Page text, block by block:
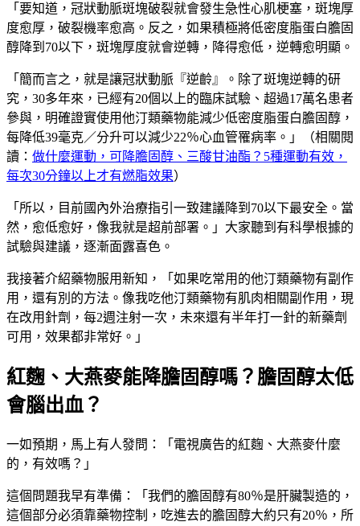
「要知道，冠狀動脈斑塊破裂就會發生急性心肌梗塞，斑塊厚
度愈厚，破裂機率愈高。反之，如果積極將低密度脂蛋白膽固
醇降到70以下，斑塊厚度就會逆轉，降得愈低，逆轉愈明顯。
「簡而言之，就是讓冠狀動脈『逆齡』。除了斑塊逆轉的研
究，30多年來，已經有20個以上的臨床試驗、超過17萬名患者
參與，明確證實使用他汀類藥物能減少低密度脂蛋白膽固醇，
每降低39毫克／分升可以減少22％心血管罹病率。」（相關閱
讀： 做什麼運動，可降膽固醇、三酸甘油酯？5種運動有效，
每次30分鐘以上才有燃脂效果）
「所以，目前國內外治療指引一致建議降到70以下最安全。當
然，愈低愈好，像我就是超前部署。」大家聽到有科學根據的
試驗與建議，逐漸面露喜色。
我接著介紹藥物服用新知，「如果吃常用的他汀類藥物有副作
用，還有別的方法。像我吃他汀類藥物有肌肉相關副作用，現
在改用針劑，每2週注射一次，未來還有半年打一針的新藥劑
可用，效果都非常好。」
紅麴、大燕麥能降膽固醇嗎？膽固醇太低
會腦出血？
一如預期，馬上有人發問：「電視廣告的紅麴、大燕麥什麼
的，有效嗎？」
這個問題我早有準備：「我們的膽固醇有80％是肝臟製造的，
這個部分必須靠藥物控制，吃進去的膽固醇大約只有20％，所